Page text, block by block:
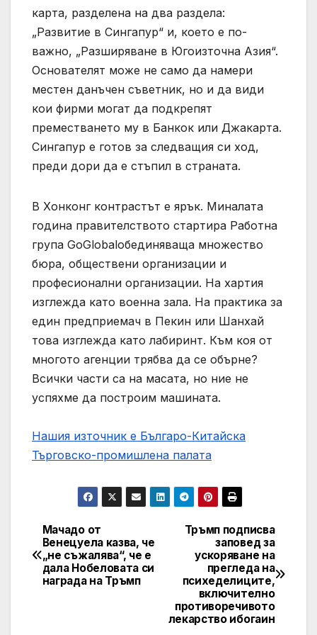
карта, разделена на два раздела:
„Развитие в Сингапур“ и, което е по-
важно, „Разширяване в Югоизточна Азия“.
Основателят може не само да намери
местен данъчен съветник, но и да види
кои фирми могат да подкрепят
преместването му в Банкок или Джакарта.
Сингапур е готов за следващия си ход,
преди дори да е стъпил в страната.
В Хонконг контрастът е ярък. Миналата
година правителството стартира Работна
група GoGlobalобединяваща множество
бюра, обществени организации и
професионални организации. На хартия
изглежда като военна зала. На практика за
един предприемач в Пекин или Шанхай
това изглежда като лабиринт. Към коя от
многото агенции трябва да се обърне?
Всички части са на масата, но ние не
успяхме да построим машината.
Нашия източник е Българо-Китайска
Търговско-промишлена палaта
Post
navigation
Тръмп подписва
заповед за
ускоряване на
прегледа на
психеделиците,
включително
противоречивото
лекарство ибогаин
Мачадо от
Венецуела казва, че
„не съжалява“, че е
дала Нобеловата си
награда на Тръмп